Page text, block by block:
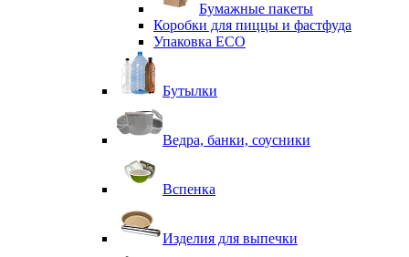
Бумажные пакеты
Коробки для пиццы и фастфуда
Упаковка ECO
Бутылки
Ведра, банки, соусники
Вспенка
Изделия для выпечки